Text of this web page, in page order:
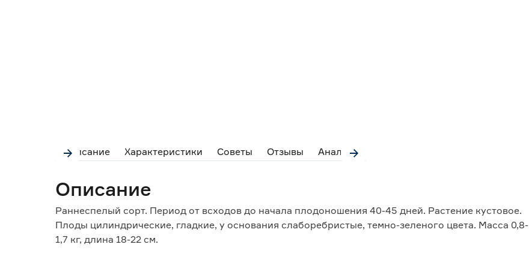
Описание Характеристики Советы Отзывы Аналоги
Описание
Раннеспелый сорт. Период от всходов до начала плодоношения 40-45 дней. Растение кустовое.
Плоды цилиндрические, гладкие, у основания слаборебристые, темно-зеленого цвета. Масса 0,8-
1,7 кг, длина 18-22 см.